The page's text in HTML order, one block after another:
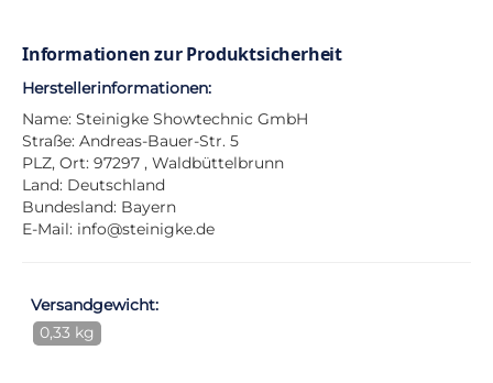
Informationen zur Produktsicherheit
Herstellerinformationen:
Name: Steinigke Showtechnic GmbH
Straße: Andreas-Bauer-Str. 5
PLZ, Ort: 97297 , Waldbüttelbrunn
Land: Deutschland
Bundesland: Bayern
E-Mail: info@steinigke.de
Versandgewicht:
0,33 kg